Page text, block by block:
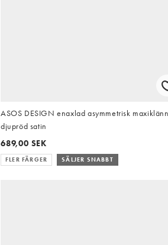
ASOS DESIGN enaxlad asymmetrisk
djupröd satin
689,00 SEK
FLER FÄRGER SÄLJER SNABBT